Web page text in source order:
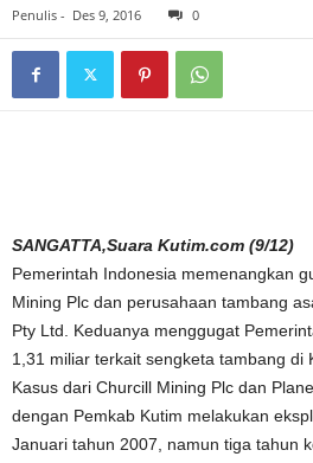
Penulis - Des 9, 2016 0
SANGATTA,Suara Kutim.com (9/12)
Pemerintah Indonesia memenangkan
Mining Plc dan perusahaan tambang
Pty Ltd. Keduanya menggugat
1,31 miliar terkait sengketa tambang di
Kasus dari Churcill Mining Plc dan
dengan Pemkab Kutim melakukan
Januari tahun 2007, namun tiga tahun